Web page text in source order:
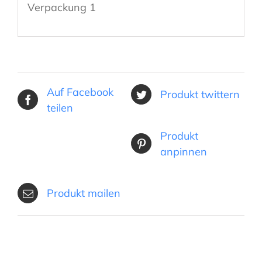
Verpackung 1
Auf Facebook
teilen
Produkt twittern
Produkt
anpinnen
Produkt mailen